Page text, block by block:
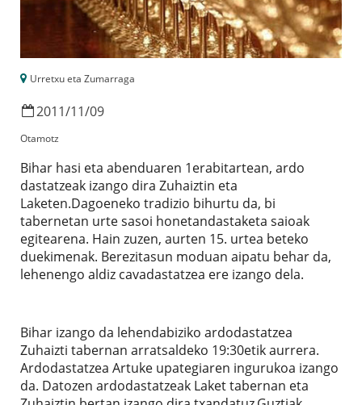
Urretxu eta Zumarraga
2011/11/09
Otamotz
Bihar hasi eta abenduaren 1erabitartean, ardo
dastatzeak izango dira Zuhaiztin eta
Laketen.Dagoeneko tradizio bihurtu da, bi
tabernetan urte sasoi honetandastaketa saioak
egitearena. Hain zuzen, aurten 15. urtea beteko
duekimenak. Berezitasun moduan aipatu behar da,
lehenengo aldiz cavadastatzea ere izango dela.
Bihar izango da lehendabiziko ardodastatzea
Zuhaizti tabernan arratsaldeko 19:30etik aurrera.
Ardodastatzea Artuke upategiaren ingurukoa izango
da. Datozen ardodastatzeak Laket tabernan eta